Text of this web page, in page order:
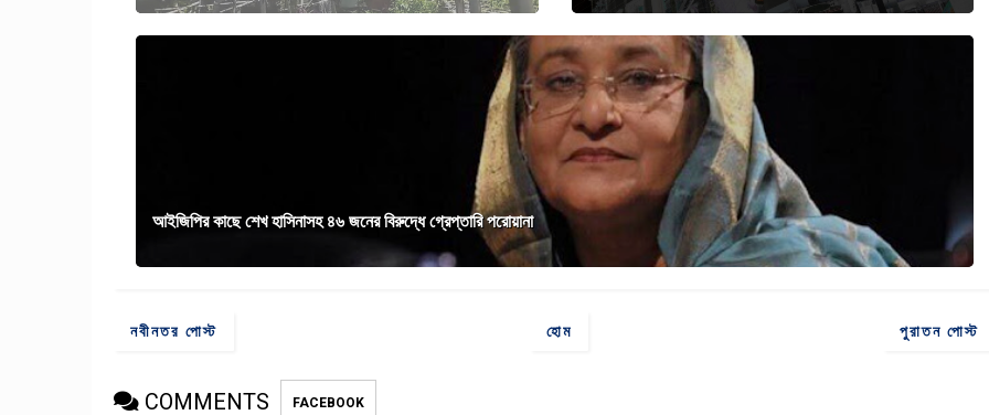
আইজিপির কাছে শেখ হাসিনাসহ ৪৬ জনের বিরুদ্ধে গ্রেপ্তারি পরোয়ানা
নবীনতর পোস্ট পুরাতন পোস্ট
হোম
COMMENTS FACEBOOK